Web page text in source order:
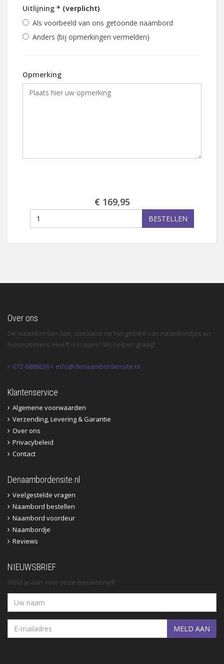
Uitlijning * (verplicht)
Als voorbeeld van ons getoonde naambord
Anders (bij opmerkingen vermelden)
Opmerking
€ 169,95
BESTELLEN
Over ons
De Naamborden Site, specialist op het gebied van naambordjes en
huisnummers. Heeft u vragen? Wij helpen graag!
072-8888636 info@denaambordensite.nl
Klantenservice
Algemene voorwaarden
Verzending, Levering & Garantie
Over ons
Privacybeleid
Contact
Denaambordensite.nl
Veelgestelde vragen
Naambord bestellen
Naambord voordeur
Naambordje
Reviews
NIEUWSBRIEF
Meld je aan voor onze nieuwsbrief!
MELD AAN